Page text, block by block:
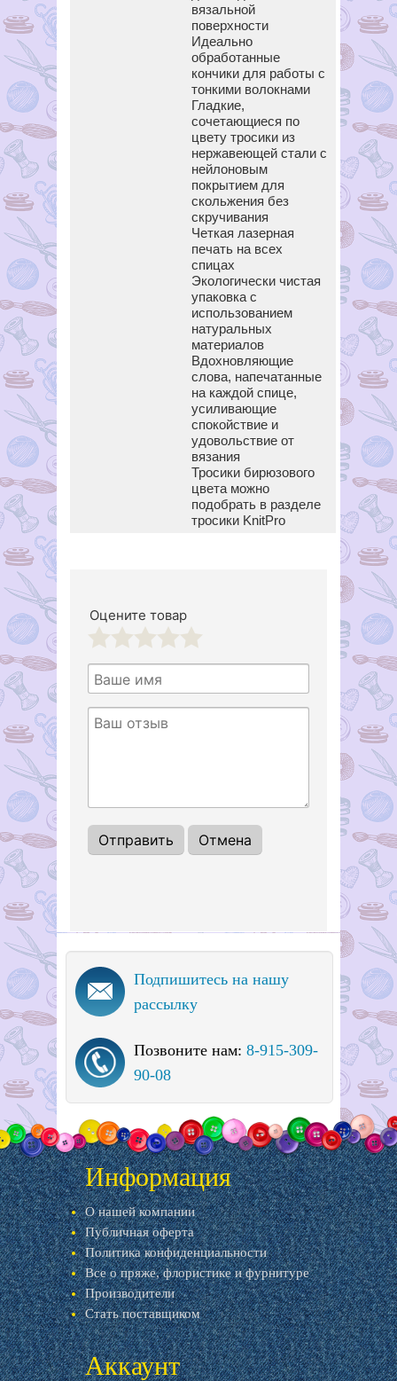
вязальной
поверхности
Идеально
обработанные
кончики для работы с
тонкими волокнами
Гладкие,
сочетающиеся по
цвету тросики из
нержавеющей стали с
нейлоновым
покрытием для
скольжения без
скручивания
Четкая лазерная
печать на всех
спицах
Экологически чистая
упаковка с
использованием
натуральных
материалов
Вдохновляющие
слова, напечатанные
на каждой спице,
усиливающие
спокойствие и
удовольствие от
вязания
Тросики бирюзового
цвета можно
подобрать в разделе
тросики KnitPro
Оцените товар
Подпишитесь на нашу
рассылку
Позвоните нам: 8-915-309-
90-08
Информация
О нашей компании
Публичная оферта
Политика конфиденциальности
Все о пряже, флористике и фурнитуре
Производители
Стать поставщиком
Аккаунт